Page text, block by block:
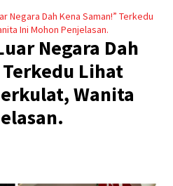
Negara Dah Kena Saman!” Terkedu
Ini Mohon Penjelasan.
Negara Dah
Lihat
Wanita